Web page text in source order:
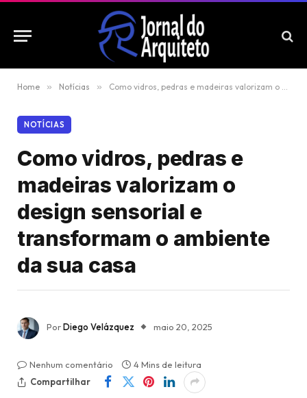
Home » Notícias » Como vidros, pedras e madeiras valorizam o design sensorial e transformam o ambiente da sua casa
NOTÍCIAS
Como vidros, pedras e
madeiras valorizam o
design sensorial e
transformam o ambiente
da sua casa
PorDiego Velázquez maio 20, 2025
Nenhum comentário
4 Mins de leitura
Compartilhar